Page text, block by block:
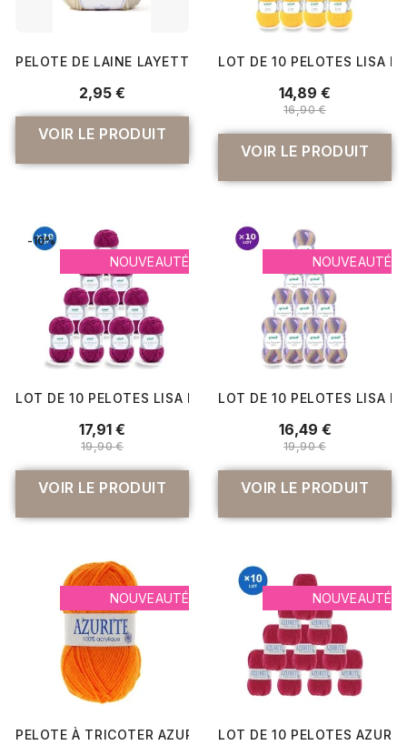
PELOTE DE LAINE LAYETTE BABY CHÉRI - 50G - DMC :
2,95 €
VOIR LE PRODUIT
LOT DE 10 PELOTES LISA
14,89 €
16,90 €
VOIR LE PRODUIT
NOUVEAUTÉ
-10%
LOT DE 10 PELOTES LISA PREMIUM JEANS GRÜNDL – 500
17,91 €
19,90 €
VOIR LE PRODUIT
NOUVEAUTÉ
LOT DE 10 PELOTES LISA
16,49 €
19,90 €
VOIR LE PRODUIT
NOUVEAUTÉ
PELOTE À TRICOTER AZURITE DE DISTRIFIL - LAISSEZ
NOUVEAUTÉ
LOT DE 10 PELOTES